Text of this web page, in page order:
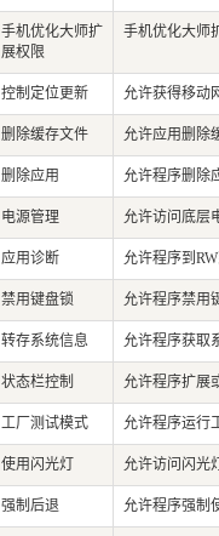
手机优化大师扩
展权限
手机优化大师
控制定位更新 允许获得移动
删除缓存文件 允许应用删除
删除应用 允许程序删除
电源管理 允许访问底层
应用诊断 允许程序到
禁用键盘锁 允许程序禁用
转存系统信息 允许程序获取
状态栏控制 允许程序扩展
工厂测试模式 允许程序运行
使用闪光灯 允许访问闪光灯
强制后退 允许程序强制